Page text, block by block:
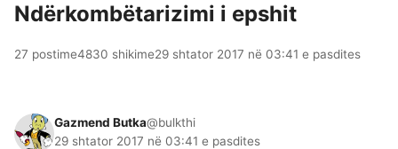
Ndërkombëtarizimi i epshit
27 postime4830 shikime29 shtator 2017 në 03:41 e pasdites
Gazmend Butka@bulkthi
29 shtator 2017 në 03:41 e pasdites